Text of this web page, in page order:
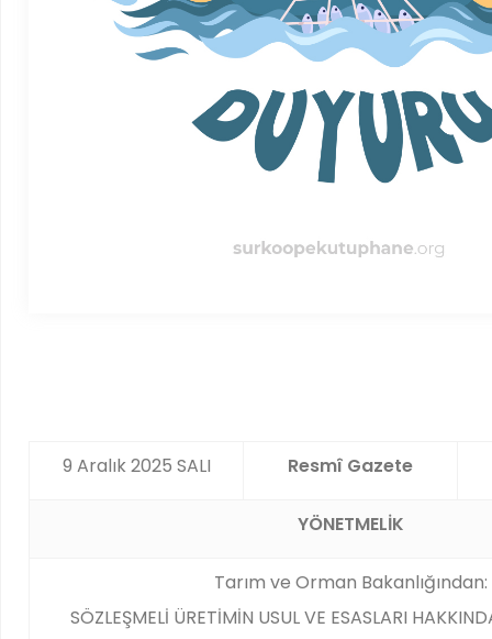
9 Aralık 2025 SALI Resmî Gazete
YÖNETMELİK
Tarım ve Orman Bakanlığından:
SÖZLEŞMELİ ÜRETİMİN USUL VE ESASLARI